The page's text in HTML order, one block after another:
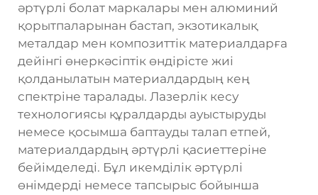
әртүрлі болат маркалары мен алюминий
қорытпаларынан бастап, экзотикалық
металдар мен композиттік материалдарға
дейінгі өнеркәсіптік өндірісте жиі
қолданылатын материалдардың кең
спектріне таралады. Лазерлік кесу
технологиясы құралдарды ауыстыруды
немесе қосымша баптауды талап етпей,
материалдардың әртүрлі қасиеттеріне
бейімделеді. Бұл икемділік әртүрлі
өнімдерді немесе тапсырыс бойынша